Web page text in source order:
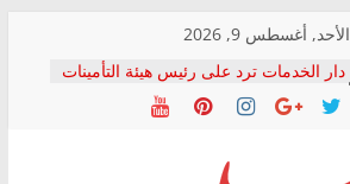
الأحد, أغسطس 9, 2026
دار الخدمات ترد على رئيس هيئة التأمينات
بعد مؤتمره الصحفي: إنكار الأزمة لا ينهي
معاناة أصحاب المعاشات.. ونطالب بكشف
فرحات سليمان يكتب: القطاع الصحي إلى